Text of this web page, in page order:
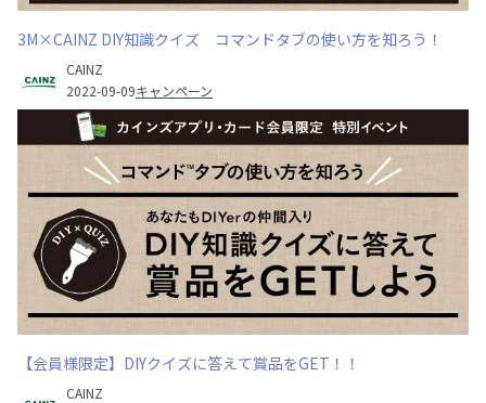
3M×CAINZ DIY知識クイズ コマンドタブの使い方を知ろう！
CAINZ
2022-09-09キャンペーン
【会員様限定】DIYクイズに答えて賞品をGET！！
CAINZ